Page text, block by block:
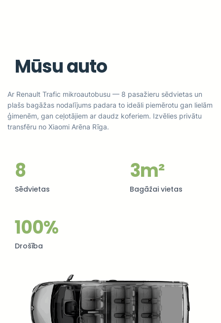
Mūsu auto
Ar Renault Trafic mikroautobusu — 8 pasažieru sēdvietas un
plašs bagāžas nodalījums padara to ideāli piemērotu gan lielām
ģimenēm, gan ceļotājiem ar daudz koferiem. Izvēlies privātu
transfēru no Xiaomi Arēna Rīga.
8
Sēdvietas
3m²
Bagāžai vietas
100%
Drošība